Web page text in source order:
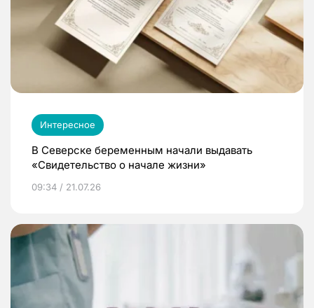
Интересное
В Северске беременным начали выдавать
«Свидетельство о начале жизни»
09:34 / 21.07.26